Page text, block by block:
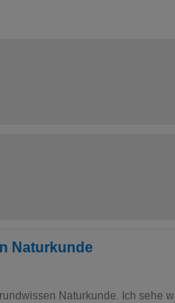
Naturkunde
Naturkunde. Ich sehe